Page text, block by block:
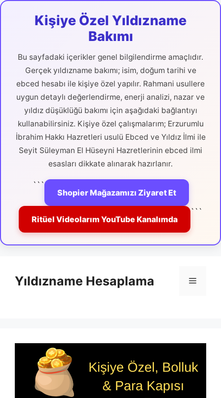
Kişiye Özel Yıldızname
Bakımı
Bu sayfadaki içerikler genel bilgilendirme amaçlıdır.
Gerçek yıldızname bakımı; isim, doğum tarihi ve
ebced hesabı ile kişiye özel yapılır. Rahmani usullere
uygun detaylı değerlendirme, enerji analizi, nazar ve
yıldız düşüklüğü bakımı için aşağıdaki bağlantıyı
kullanabilirsiniz. Kişiye özel çalışmalarım; Erzurumlu
İbrahim Hakkı Hazretleri usulü Ebced ve Yıldız İlmi ile
Seyit Süleyman El Hüseyni Hazretlerinin ebced ilmi
esasları dikkate alınarak hazırlanır.
```
Shopier Mağazamızı Ziyaret Et
Ritüel Videolarım YouTube Kanalımda
```
Yıldızname Hesaplama Menü